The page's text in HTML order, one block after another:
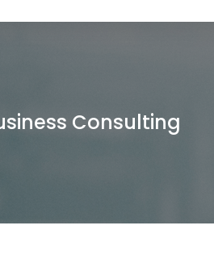
Consulting